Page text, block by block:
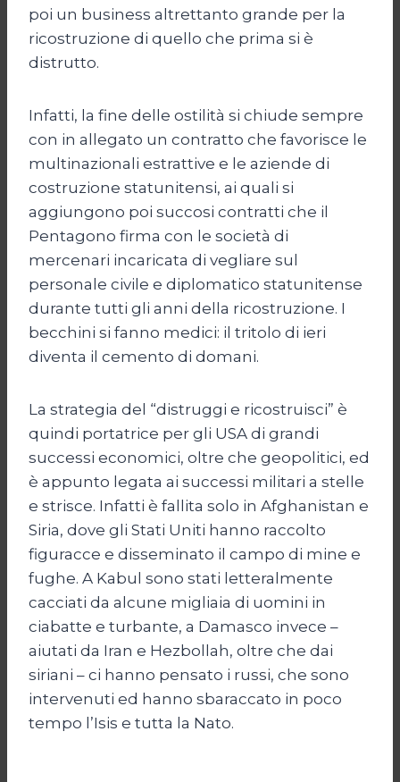
poi un business altrettanto grande per la
ricostruzione di quello che prima si è
distrutto.
Infatti, la fine delle ostilità si chiude sempre
con in allegato un contratto che favorisce le
multinazionali estrattive e le aziende di
costruzione statunitensi, ai quali si
aggiungono poi succosi contratti che il
Pentagono firma con le società di
mercenari incaricata di vegliare sul
personale civile e diplomatico statunitense
durante tutti gli anni della ricostruzione. I
becchini si fanno medici: il tritolo di ieri
diventa il cemento di domani.
La strategia del “distruggi e ricostruisci” è
quindi portatrice per gli USA di grandi
successi economici, oltre che geopolitici, ed
è appunto legata ai successi militari a stelle
e strisce. Infatti è fallita solo in Afghanistan e
Siria, dove gli Stati Uniti hanno raccolto
figuracce e disseminato il campo di mine e
fughe. A Kabul sono stati letteralmente
cacciati da alcune migliaia di uomini in
ciabatte e turbante, a Damasco invece –
aiutati da Iran e Hezbollah, oltre che dai
siriani – ci hanno pensato i russi, che sono
intervenuti ed hanno sbaraccato in poco
tempo l’Isis e tutta la Nato.